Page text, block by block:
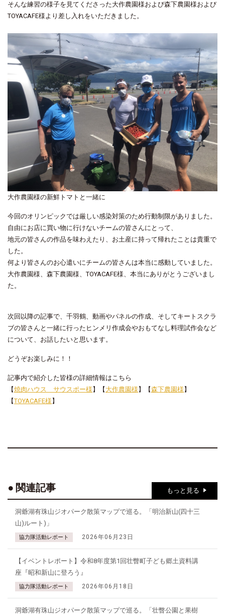
そんな練習の様子を見てくださった大作農園様および森下農園様および
TOYACAFE様より差し入れをいただきました。
大作農園様の新鮮トマトと一緒に
今回のオリンピックでは厳しい感染対策のため行動制限がありました。
自由にお店に買い物に行けないチームの皆さんにとって、
地元の皆さんの作品を味わえたり、お土産に持って帰れたことは貴重で
した。
何より皆さんのお心遣いにチームの皆さんは本当に感動していました。
大作農園様、森下農園様、TOYACAFE様、本当にありがとうございまし
た。
次回以降の記事で、千羽鶴、動画やパネルの作成、そしてキートスクラ
ブの皆さんと一緒に行ったヒンメリ作成会やおもてなし料理試作会など
について、お話したいと思います。
どうぞお楽しみに！！
記事内で紹介した皆様の詳細情報はこちら
【焼肉ハウス サウスポー様】【大作農園様】【森下農園様】
【TOYACAFE様】
関連記事 もっと見る
洞爺湖有珠山ジオパーク散策マップで巡る。「明治新山(四十三
山)ルート)」
協力隊活動レポート 2026年06月23日
【イベントレポート】令和8年度第1回壮瞥町子ども郷土資料講
座『昭和新山に登ろう』
協力隊活動レポート 2026年06月18日
洞爺湖有珠山ジオパーク散策マップで巡る。「壮瞥公園と果樹